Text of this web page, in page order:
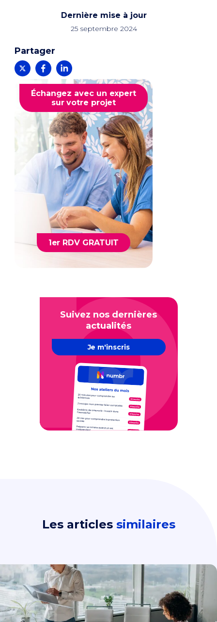
Dernière mise à jour
25 septembre 2024
Partager
Échangez avec un expert
sur votre projet
1er RDV GRATUIT
Suivez nos dernières
actualités
Je m'inscris
Les articles similaires